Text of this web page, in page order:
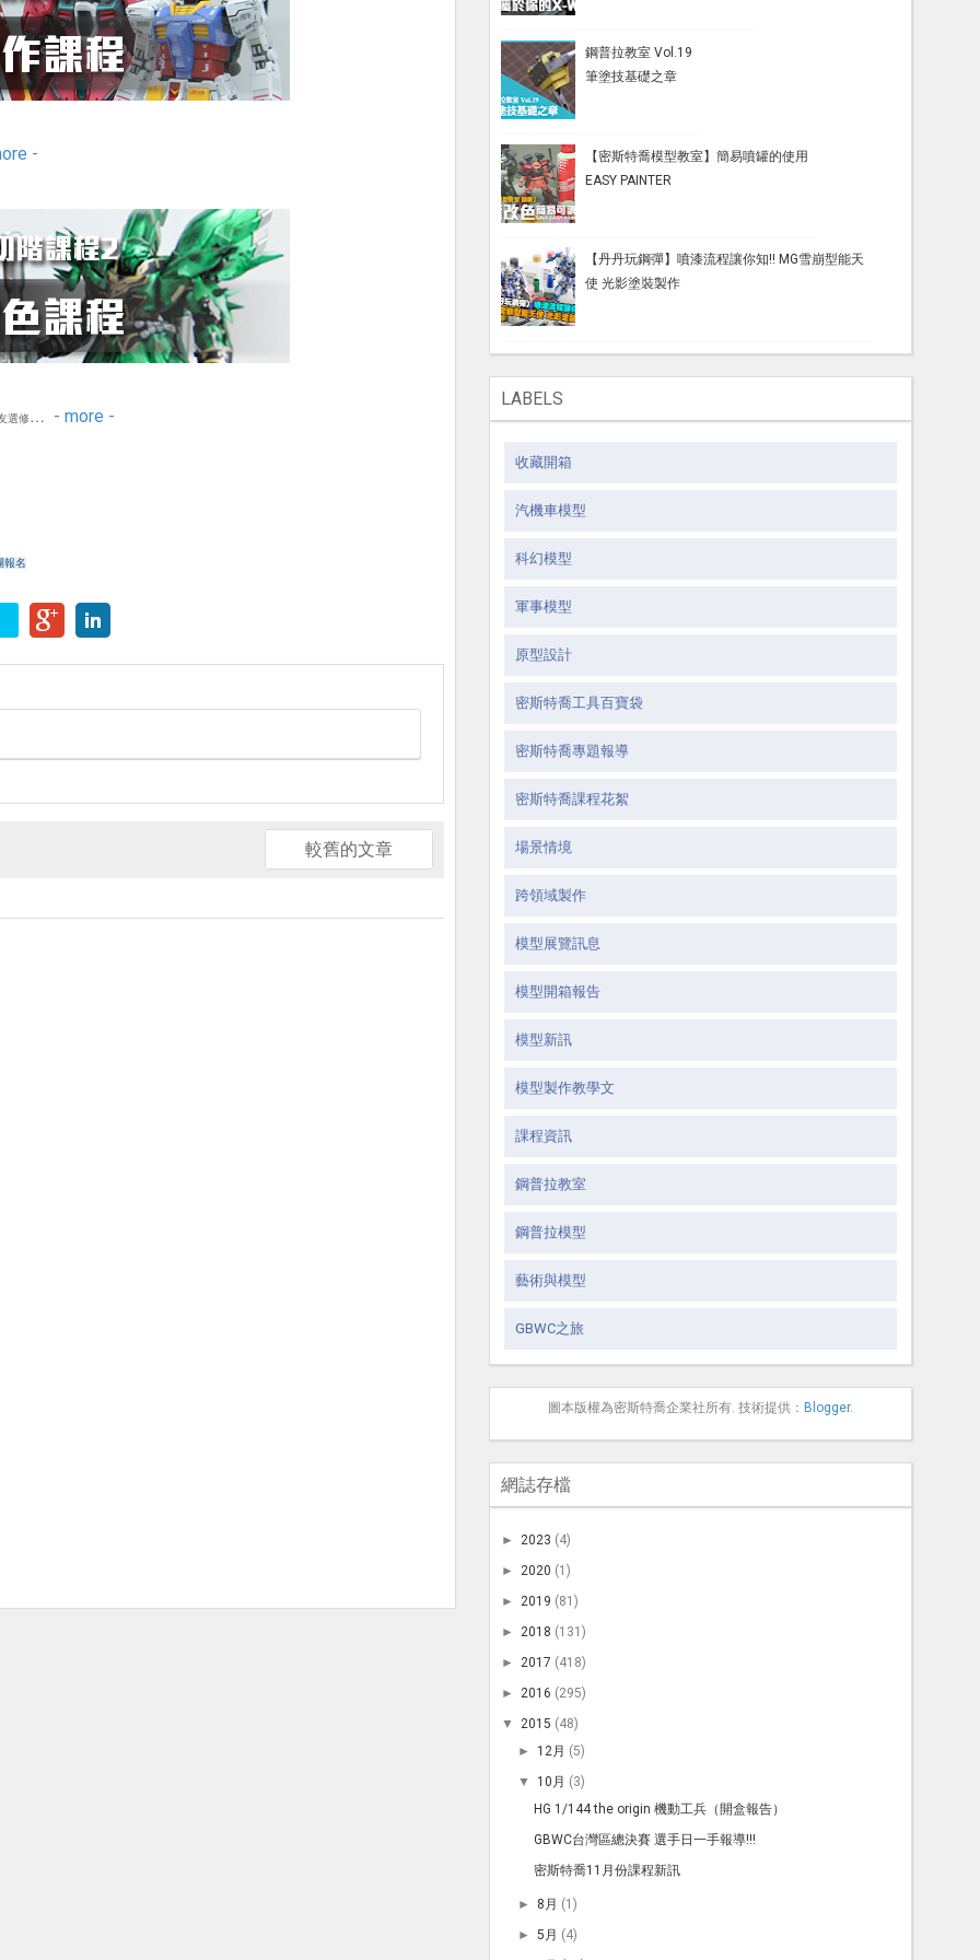
-
選修… - more -
報名
較舊的文章
鋼普拉教室 Vol.19
筆塗技基礎之章
【密斯特喬模型教室】簡易噴罐的使用
EASY PAINTER
【丹丹玩鋼彈】噴漆流程讓你知!! MG雪崩型能天
使 光影塗裝製作
LABELS
收藏開箱
汽機車模型
科幻模型
軍事模型
原型設計
密斯特喬工具百寶袋
密斯特喬專題報導
密斯特喬課程花絮
場景情境
跨領域製作
模型展覽訊息
模型開箱報告
模型新訊
模型製作教學文
課程資訊
鋼普拉教室
鋼普拉模型
藝術與模型
GBWC之旅
圖本版權為密斯特喬企業社所有. 技術提供：Blogger.
網誌存檔
►2023 (4)
►2020 (1)
►2019 (81)
►2018 (131)
►2017 (418)
►2016 (295)
▼ 2015 (48)
► 12月 (5)
▼
10月 (3)
HG 1/144 the origin 機動工兵（開盒報告）
GBWC台灣區總決賽 選手日一手報導!!!
密斯特喬11月份課程新訊
► 8月 (1)
► 5月 (4)